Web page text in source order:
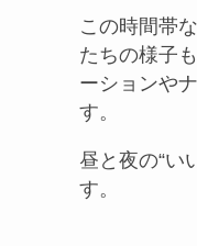
この時間帯
たちの様子
ーションや
す。
昼と夜の“い
す。